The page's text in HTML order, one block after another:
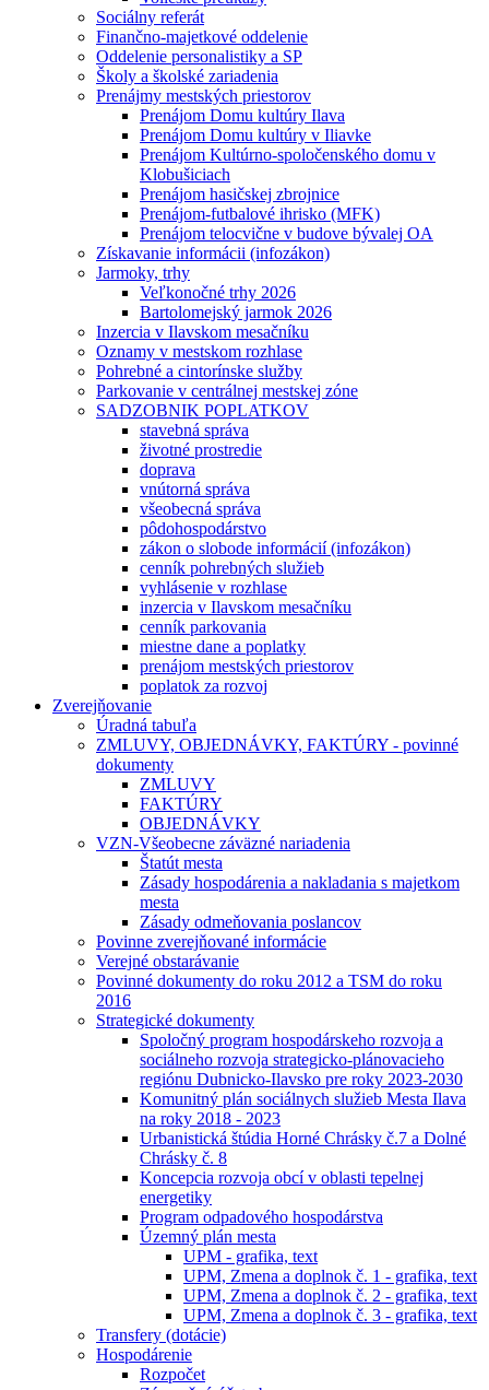
Sociálny referát
Finančno-majetkové oddelenie
Oddelenie personalistiky a SP
Školy a školské zariadenia
Prenájmy mestských priestorov
Prenájom Domu kultúry Ilava
Prenájom Domu kultúry v Iliavke
Prenájom Kultúrno-spoločenského domu v
Klobušiciach
Prenájom hasičskej zbrojnice
Prenájom-futbalové ihrisko (MFK)
Prenájom telocvične v budove bývalej OA
Získavanie informácii (infozákon)
Jarmoky, trhy
Veľkonočné trhy 2026
Bartolomejský jarmok 2026
Inzercia v Ilavskom mesačníku
Oznamy v mestskom rozhlase
Pohrebné a cintorínske služby
Parkovanie v centrálnej mestskej zóne
SADZOBNIK POPLATKOV
stavebná správa
životné prostredie
doprava
vnútorná správa
všeobecná správa
pôdohospodárstvo
zákon o slobode informácií (infozákon)
cenník pohrebných služieb
vyhlásenie v rozhlase
inzercia v Ilavskom mesačníku
cenník parkovania
miestne dane a poplatky
prenájom mestských priestorov
poplatok za rozvoj
Zverejňovanie
Úradná tabuľa
ZMLUVY, OBJEDNÁVKY, FAKTÚRY - povinné
dokumenty
ZMLUVY
FAKTÚRY
OBJEDNÁVKY
VZN-Všeobecne záväzné nariadenia
Štatút mesta
Zásady hospodárenia a nakladania s majetkom
mesta
Zásady odmeňovania poslancov
Povinne zverejňované informácie
Verejné obstarávanie
Povinné dokumenty do roku 2012 a TSM do roku
2016
Strategické dokumenty
Spoločný program hospodárskeho rozvoja a
sociálneho rozvoja strategicko-plánovacieho
regiónu Dubnicko-Ilavsko pre roky 2023-2030
Komunitný plán sociálnych služieb Mesta Ilava
na roky 2018 - 2023
Urbanistická štúdia Horné Chrásky č.7 a Dolné
Chrásky č. 8
Koncepcia rozvoja obcí v oblasti tepelnej
energetiky
Program odpadového hospodárstva
Územný plán mesta
UPM - grafika, text
UPM, Zmena a doplnok č. 1 - grafika, text
UPM, Zmena a doplnok č. 2 - grafika, text
UPM, Zmena a doplnok č. 3 - grafika, text
Transfery (dotácie)
Hospodárenie
Rozpočet